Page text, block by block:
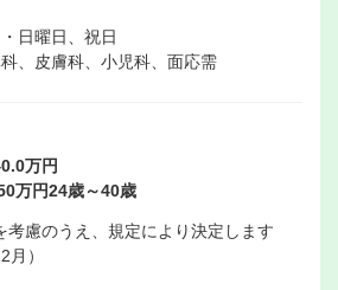
日曜日、祝日
、皮膚科、小児科、面応需
万円
万円24歳～40歳
慮のうえ、規定により決定します
）